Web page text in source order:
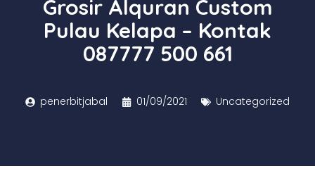
Grosir Alquran Custom
Pulau Kelapa – Kontak
087777 500 661
penerbitjabal 01/09/2021 Uncategorized